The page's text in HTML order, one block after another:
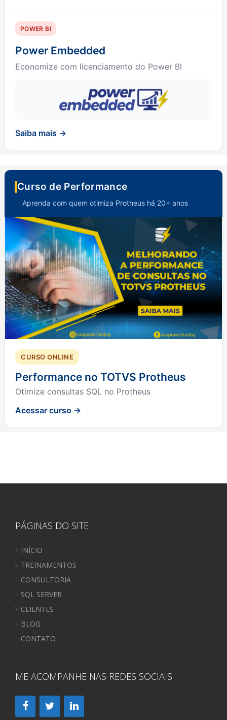
POWER BI
Power Embedded
Economize com licenciamento do Power BI
Saiba mais →
Curso de Performance
Aprenda com quem otimiza Protheus há 20+ anos
CURSO ONLINE
Performance no TOTVS Protheus
Otimize consultas SQL no Protheus
Acessar curso →
PÁGINAS DO SITE
INÍCIO
TREINAMENTOS
CONSULTORIA
SQL SERVER
CLIENTES
BLOG
CONTATO
ME ACOMPANHE NAS REDES SOCIAIS